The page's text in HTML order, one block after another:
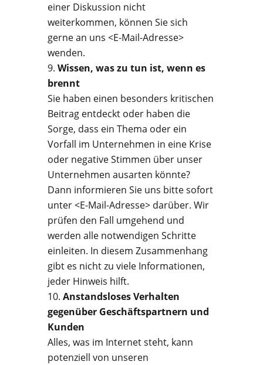
einer Diskussion nicht
weiterkommen, können Sie sich
gerne an uns <E-Mail-Adresse>
wenden.
Wissen, was zu tun ist, wenn es
brennt
Sie haben einen besonders kritischen
Beitrag entdeckt oder haben die
Sorge, dass ein Thema oder ein
Vorfall im Unternehmen in eine Krise
oder negative Stimmen über unser
Unternehmen ausarten könnte?
Dann informieren Sie uns bitte sofort
unter <E-Mail-Adresse> darüber. Wir
prüfen den Fall umgehend und
werden alle notwendigen Schritte
einleiten. In diesem Zusammenhang
gibt es nicht zu viele Informationen,
jeder Hinweis hilft.
Anstandsloses Verhalten
gegenüber Geschäftspartnern und
Kunden
Alles, was im Internet steht, kann
potenziell von unseren